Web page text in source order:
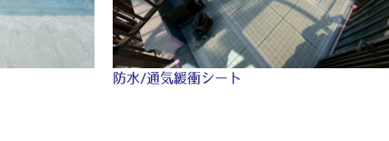
防水/通気緩衝シート